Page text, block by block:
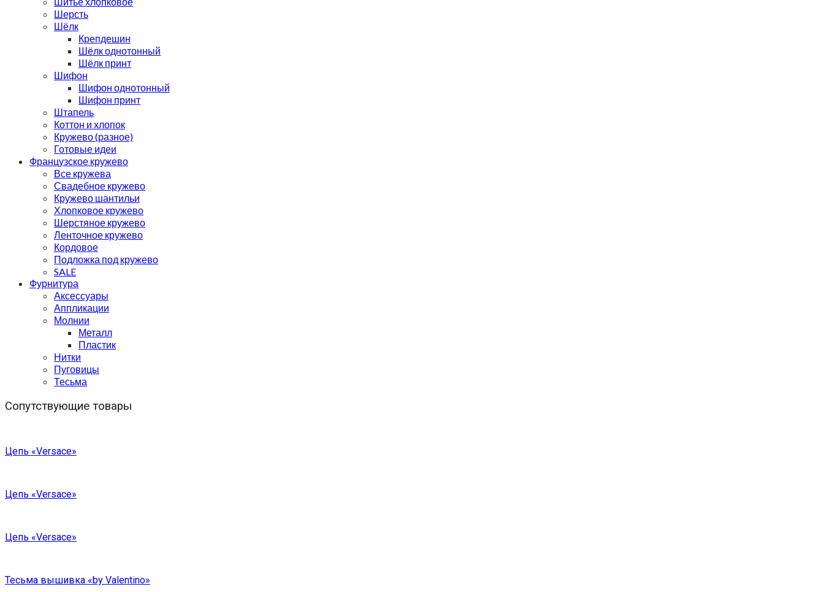
Шерсть
Шёлк
Крепдешин
Шёлк однотонный
Шёлк принт
Шифон
Шифон однотонный
Шифон принт
Штапель
Коттон и хлопок
Кружево (разное)
Готовые идеи
Французское кружево
Все кружева
Свадебное кружево
Кружево шантильи
Хлопковое кружево
Шерстяное кружево
Ленточное кружево
Кордовое
Подложка под кружево
SALE
Фурнитура
Аксессуары
Аппликации
Молнии
Металл
Пластик
Нитки
Пуговицы
Тесьма
Сопутствующие товары
Цепь «Versace»
Цепь «Versace»
Цепь «Versace»
Тесьма вышивка «by Valentino»